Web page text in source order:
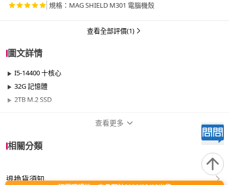
規格：MAG SHIELD M301 電腦機殼
查看全部評價(1)
圖文詳情
I5-14400 十核心
32G 記憶體
2TB M.2 SSD
效能 400W以下
查看更多
相關分類
退換貨須知